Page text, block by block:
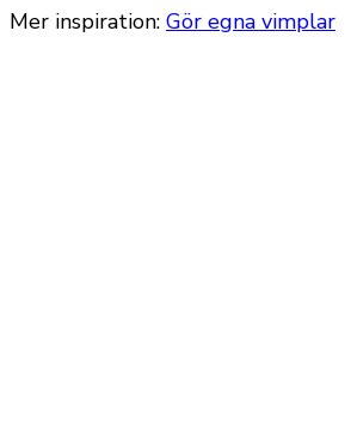
Mer inspiration: Gör egna vimplar